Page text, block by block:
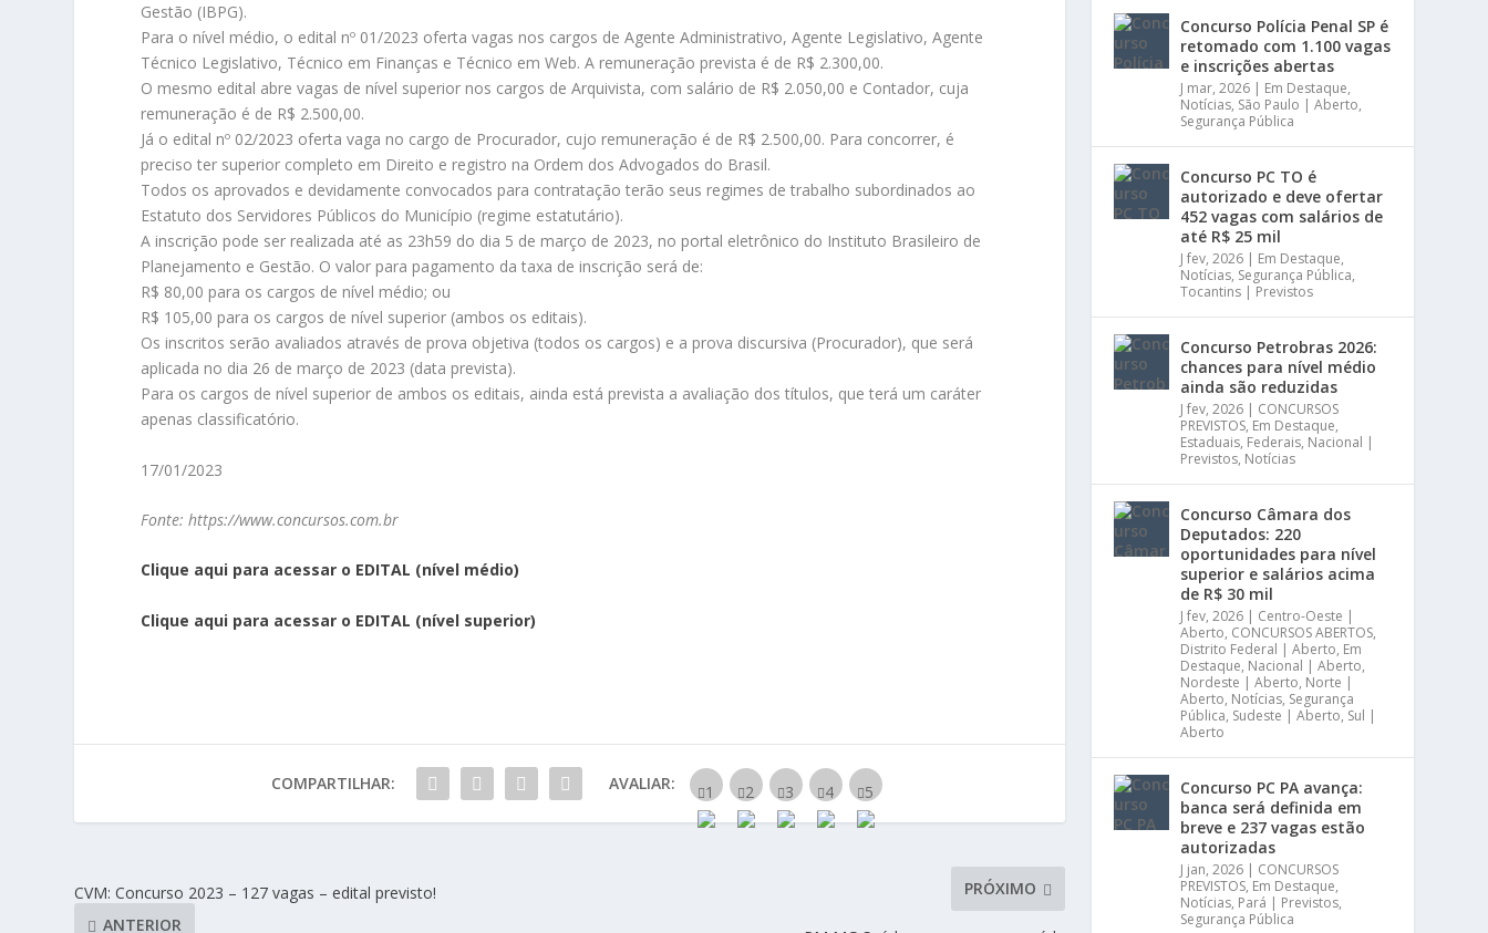
Gestão (IBPG).
Para o nível médio, o edital nº 01/2023 oferta vagas nos cargos de Agente Administrativo, Agente Legislativo, Agente
Técnico Legislativo, Técnico em Finanças e Técnico em Web. A remuneração prevista é de R$ 2.300,00.
O mesmo edital abre vagas de nível superior nos cargos de Arquivista, com salário de R$ 2.050,00 e Contador, cuja
remuneração é de R$ 2.500,00.
Já o edital nº 02/2023 oferta vaga no cargo de Procurador, cujo remuneração é de R$ 2.500,00. Para concorrer, é
preciso ter superior completo em Direito e registro na Ordem dos Advogados do Brasil.
Todos os aprovados e devidamente convocados para contratação terão seus regimes de trabalho subordinados ao
Estatuto dos Servidores Públicos do Município (regime estatutário).
A inscrição pode ser realizada até as 23h59 do dia 5 de março de 2023, no portal eletrônico do Instituto Brasileiro de
Planejamento e Gestão. O valor para pagamento da taxa de inscrição será de:
R$ 80,00 para os cargos de nível médio; ou
R$ 105,00 para os cargos de nível superior (ambos os editais).
Os inscritos serão avaliados através de prova objetiva (todos os cargos) e a prova discursiva (Procurador), que será
aplicada no dia 26 de março de 2023 (data prevista).
Para os cargos de nível superior de ambos os editais, ainda está prevista a avaliação dos títulos, que terá um caráter
apenas classificatório.
17/01/2023
Fonte: https://www.concursos.com.br
Clique aqui para acessar o EDITAL (nível médio)
Clique aqui para acessar o EDITAL (nível superior)
COMPARTILHAR: AVALIAR:
CVM: Concurso 2023 – 127 vagas – edital previsto!
ANTERIOR
PRÓXIMO
Concurso Polícia Penal SP é
retomado com 1.100 vagas
e inscrições abertas
J mar, 2026 | Em Destaque,
Notícias, São Paulo | Aberto,
Segurança Pública
Concurso PC TO é
autorizado e deve ofertar
452 vagas com salários de
até R$ 25 mil
J fev, 2026 | Em Destaque,
Notícias, Segurança Pública,
Tocantins | Previstos
Concurso Petrobras 2026:
chances para nível médio
ainda são reduzidas
J fev, 2026 | CONCURSOS
PREVISTOS, Em Destaque,
Estaduais, Federais, Nacional |
Previstos, Notícias
Concurso Câmara dos
Deputados: 220
oportunidades para nível
superior e salários acima
de R$ 30 mil
J fev, 2026 | Centro-Oeste |
Aberto, CONCURSOS ABERTOS,
Distrito Federal | Aberto, Em
Destaque, Nacional | Aberto,
Nordeste | Aberto, Norte |
Aberto, Notícias, Segurança
Pública, Sudeste | Aberto, Sul |
Aberto
Concurso PC PA avança:
banca será definida em
breve e 237 vagas estão
autorizadas
J jan, 2026 | CONCURSOS
PREVISTOS, Em Destaque,
Notícias, Pará | Previstos,
Segurança Pública